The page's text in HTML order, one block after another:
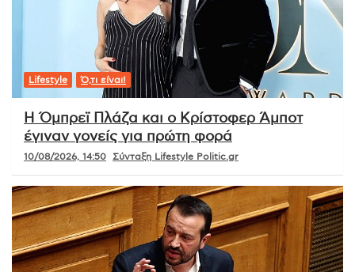
Lifestyle Ό,τι είναι!
Η Όμπρεϊ Πλάζα και ο Κρίστοφερ Άμποτ
έγιναν γονείς για πρώτη φορά
10/08/2026, 14:50 Σύνταξη Lifestyle Politic.gr